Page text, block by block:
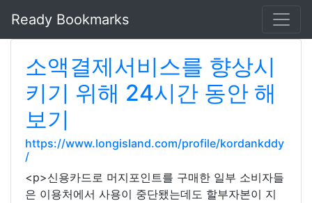
Ready Bookmarks
소액결제서비스를 향상시
키기 위해 24시간 동안 해
보기
https://www.longisland.com/profile/kordankddy
/
<p>신용카드로 머지포인트를 구매한 일부 소비자들
은 이용처에서 사용이 중단됐는데도 할부자본이 지